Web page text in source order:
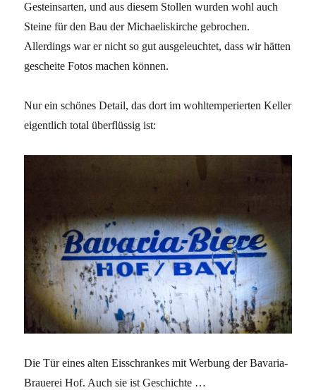
Gesteinsarten, und aus diesem Stollen wurden wohl auch
Steine für den Bau der Michaeliskirche gebrochen.
Allerdings war er nicht so gut ausgeleuchtet, dass wir hätten
gescheite Fotos machen können.
Nur ein schönes Detail, das dort im wohltemperierten Keller
eigentlich total überflüssig ist:
Die Tür eines alten Eisschrankes mit Werbung der Bavaria-
Brauerei Hof. Auch sie ist Geschichte …